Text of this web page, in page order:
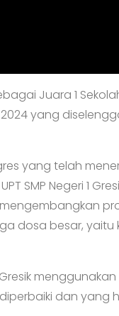
Juara 1
2024 yang
yang telah
SMP Negeri 1
dosa besar, yaitu
dan yang